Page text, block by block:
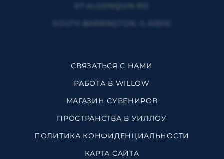
СВЯЗАТЬСЯ С НАМИ
РАБОТА В WILLOW
МАГАЗИН СУВЕНИРОВ
ПРОСТРАНСТВА В УИЛЛОУ
ПОЛИТИКА КОНФИДЕНЦИАЛЬНОСТИ
КАРТА САЙТА